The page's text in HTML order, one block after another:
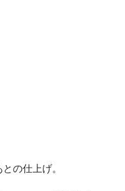
の仕上げ。